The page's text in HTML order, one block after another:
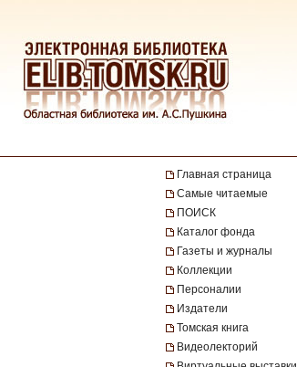
Главная страница
Самые читаемые
ПОИСК
Каталог фонда
Газеты и журналы
Коллекции
Персоналии
Издатели
Томская книга
Видеолекторий